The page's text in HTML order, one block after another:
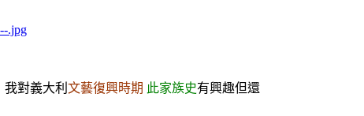
對義大利 文藝復興時期 此家族史有興趣但還